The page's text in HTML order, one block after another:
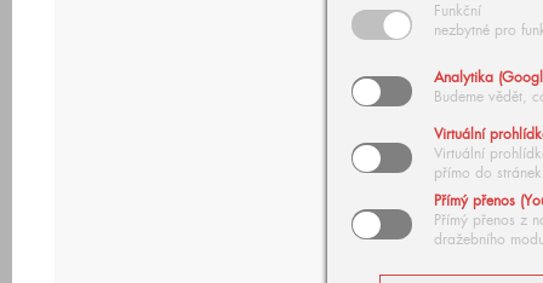
Funkční
nezbytné pro
Analytika
Budeme vědět,
Virtuální
Virtuální
přímo do stránek
Přímý přenos
Přímý přenos z
dražebního